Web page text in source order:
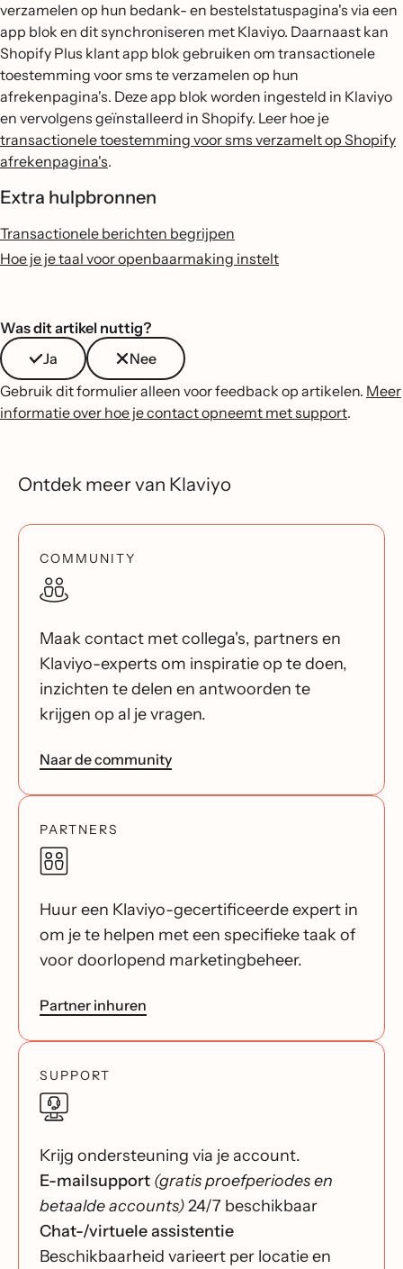
verzamelen op hun bedank- en bestelstatuspagina's via een
app blok en dit synchroniseren met Klaviyo. Daarnaast kan
Shopify Plus klant app blok gebruiken om transactionele
toestemming voor sms te verzamelen op hun
afrekenpagina's. Deze app blok worden ingesteld in Klaviyo
en vervolgens geïnstalleerd in Shopify. Leer hoe je
transactionele toestemming voor sms verzamelt op Shopify
afrekenpagina's.
Extra hulpbronnen
Transactionele berichten begrijpen
Hoe je je taal voor openbaarmaking instelt
Was dit artikel nuttig?
Ja
Nee
Gebruik dit formulier alleen voor feedback op artikelen. Meer
informatie over hoe je contact opneemt met support.
Ontdek meer van Klaviyo
COMMUNITY
Maak contact met collega's, partners en
Klaviyo-experts om inspiratie op te doen,
inzichten te delen en antwoorden te
krijgen op al je vragen.
Naar de community
PARTNERS
Huur een Klaviyo-gecertificeerde expert in
om je te helpen met een specifieke taak of
voor doorlopend marketingbeheer.
Partner inhuren
SUPPORT
Krijg ondersteuning via je account.
E-mailsupport (gratis proefperiodes en
betaalde accounts)24/7 beschikbaar
Chat-/virtuele assistentie
Beschikbaarheid varieert per locatie en